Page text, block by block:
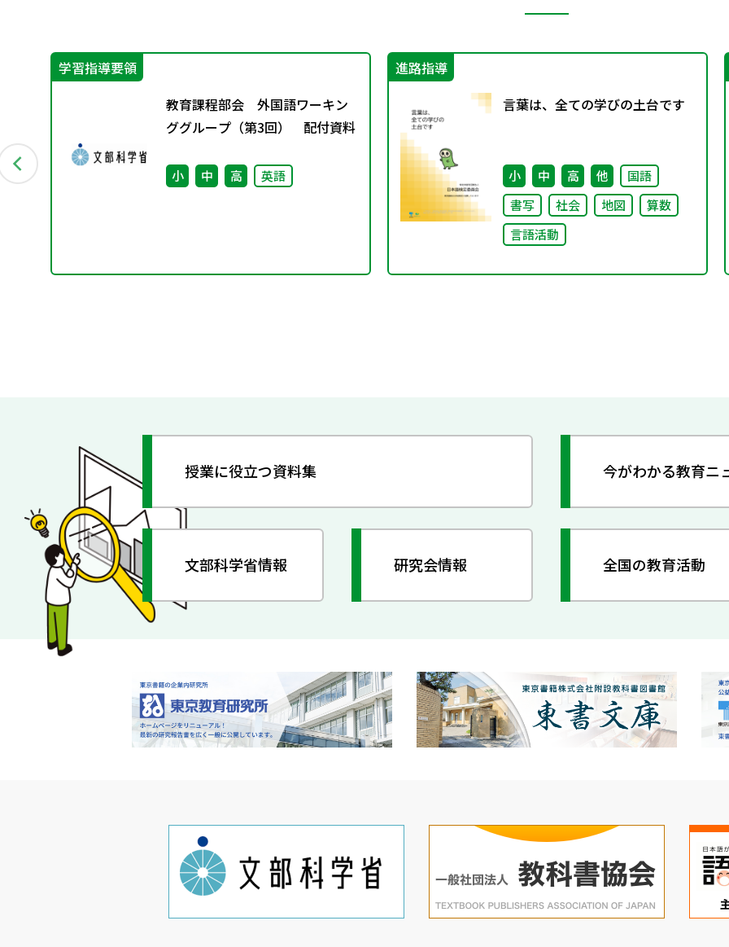
学習指導要領
教育課程部会 外国語ワーキン
ググループ（第3回） 配付資料
小 中 高 英語
進路指導
言葉は、全ての学びの土台です
小 中 高 他
国語
書写
社会 地図
算数
言語活動
授業に役立つ資料集 今がわかる教育ニ
文部科学省情報 研究会情報 全国の教育活動